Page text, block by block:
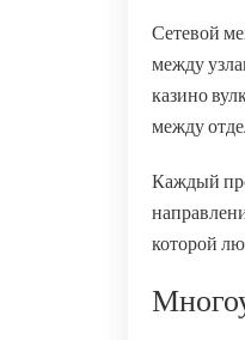
Сетевой
между
казино
между
Каждый
которой